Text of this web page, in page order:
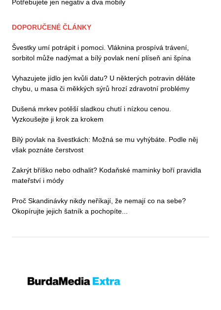
Potřebujete jen negativ a dva mobily
DOPORUČENÉ ČLÁNKY
Švestky umí potrápit i pomoci. Vláknina prospívá trávení,
sorbitol může nadýmat a bílý povlak není plíseň ani špína
Vyhazujete jídlo jen kvůli datu? U některých potravin děláte
chybu, u masa či měkkých sýrů hrozí zdravotní problémy
Dušená mrkev potěší sladkou chutí i nízkou cenou.
Vyzkoušejte ji krok za krokem
Bílý povlak na švestkách: Možná se mu vyhýbáte. Podle něj
však poznáte čerstvost
Zakrýt bříško nebo odhalit? Kodaňské maminky boří pravidla
mateřství i módy
Proč Skandinávky nikdy neříkají, že nemají co na sebe?
Okopírujte jejich šatník a pochopíte...